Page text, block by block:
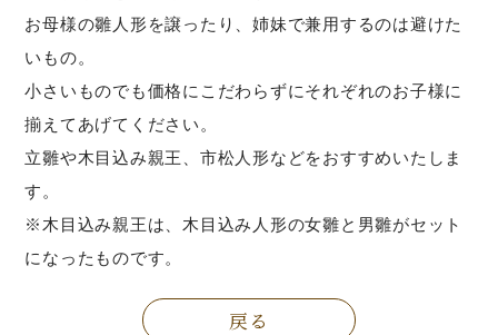
お母様の雛人形を譲ったり、姉妹で兼用するのは避けた
いもの。
小さいものでも価格にこだわらずにそれぞれのお子様に
揃えてあげてください。
立雛や木目込み親王、市松人形などをおすすめいたしま
す。
※木目込み親王は、木目込み人形の女雛と男雛がセット
になったものです。
戻る